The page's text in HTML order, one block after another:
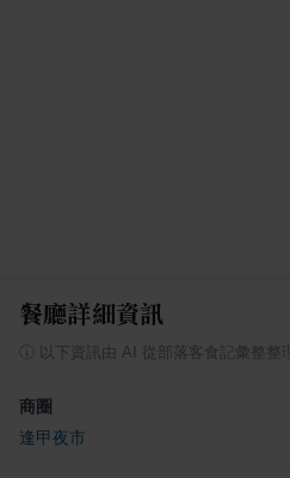
餐廳詳細資訊
以下資訊由 AI 從部落客食記彙整整理
商圈
逢甲夜市